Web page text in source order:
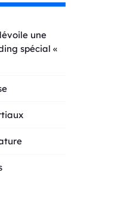
une
spécial «